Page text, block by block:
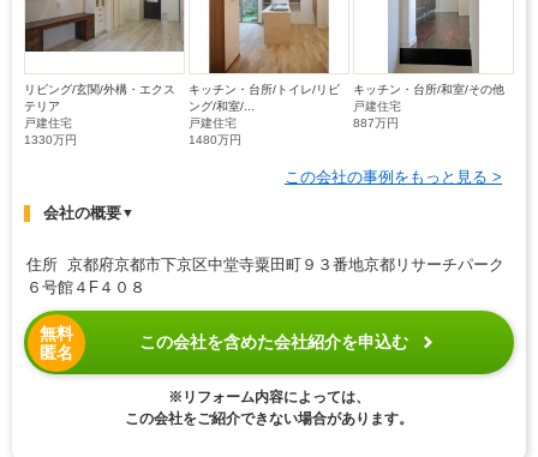
リビング/玄関/外構・エクス
テリア
戸建住宅
1330万円
キッチン・台所/トイレ/リビ
ング/和室/...
戸建住宅
1480万円
キッチン・台所/和室/その他
戸建住宅
887万円
この会社の事例をもっと見る >
会社の概要▼
住所 京都府京都市下京区中堂寺粟田町９３番地京都リサーチパーク
６号館４F４０８
無料
匿名
この会社を含めた会社紹介を申込む
※リフォーム内容によっては、
この会社をご紹介できない場合があります。